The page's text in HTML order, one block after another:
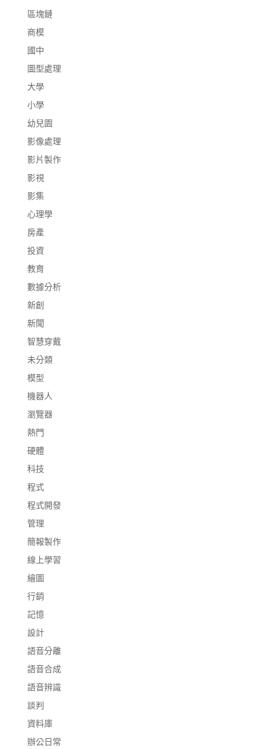
區塊鏈
商模
國中
圖型處理
大學
小學
幼兒園
影像處理
影片製作
影視
影集
心理學
房產
投資
教育
數據分析
新創
新聞
智慧穿戴
未分類
模型
機器人
瀏覽器
熱門
硬體
科技
程式
程式開發
管理
簡報製作
線上學習
繪圖
行銷
記憶
設計
語音分離
語音合成
語音辨識
談判
資料庫
辦公日常